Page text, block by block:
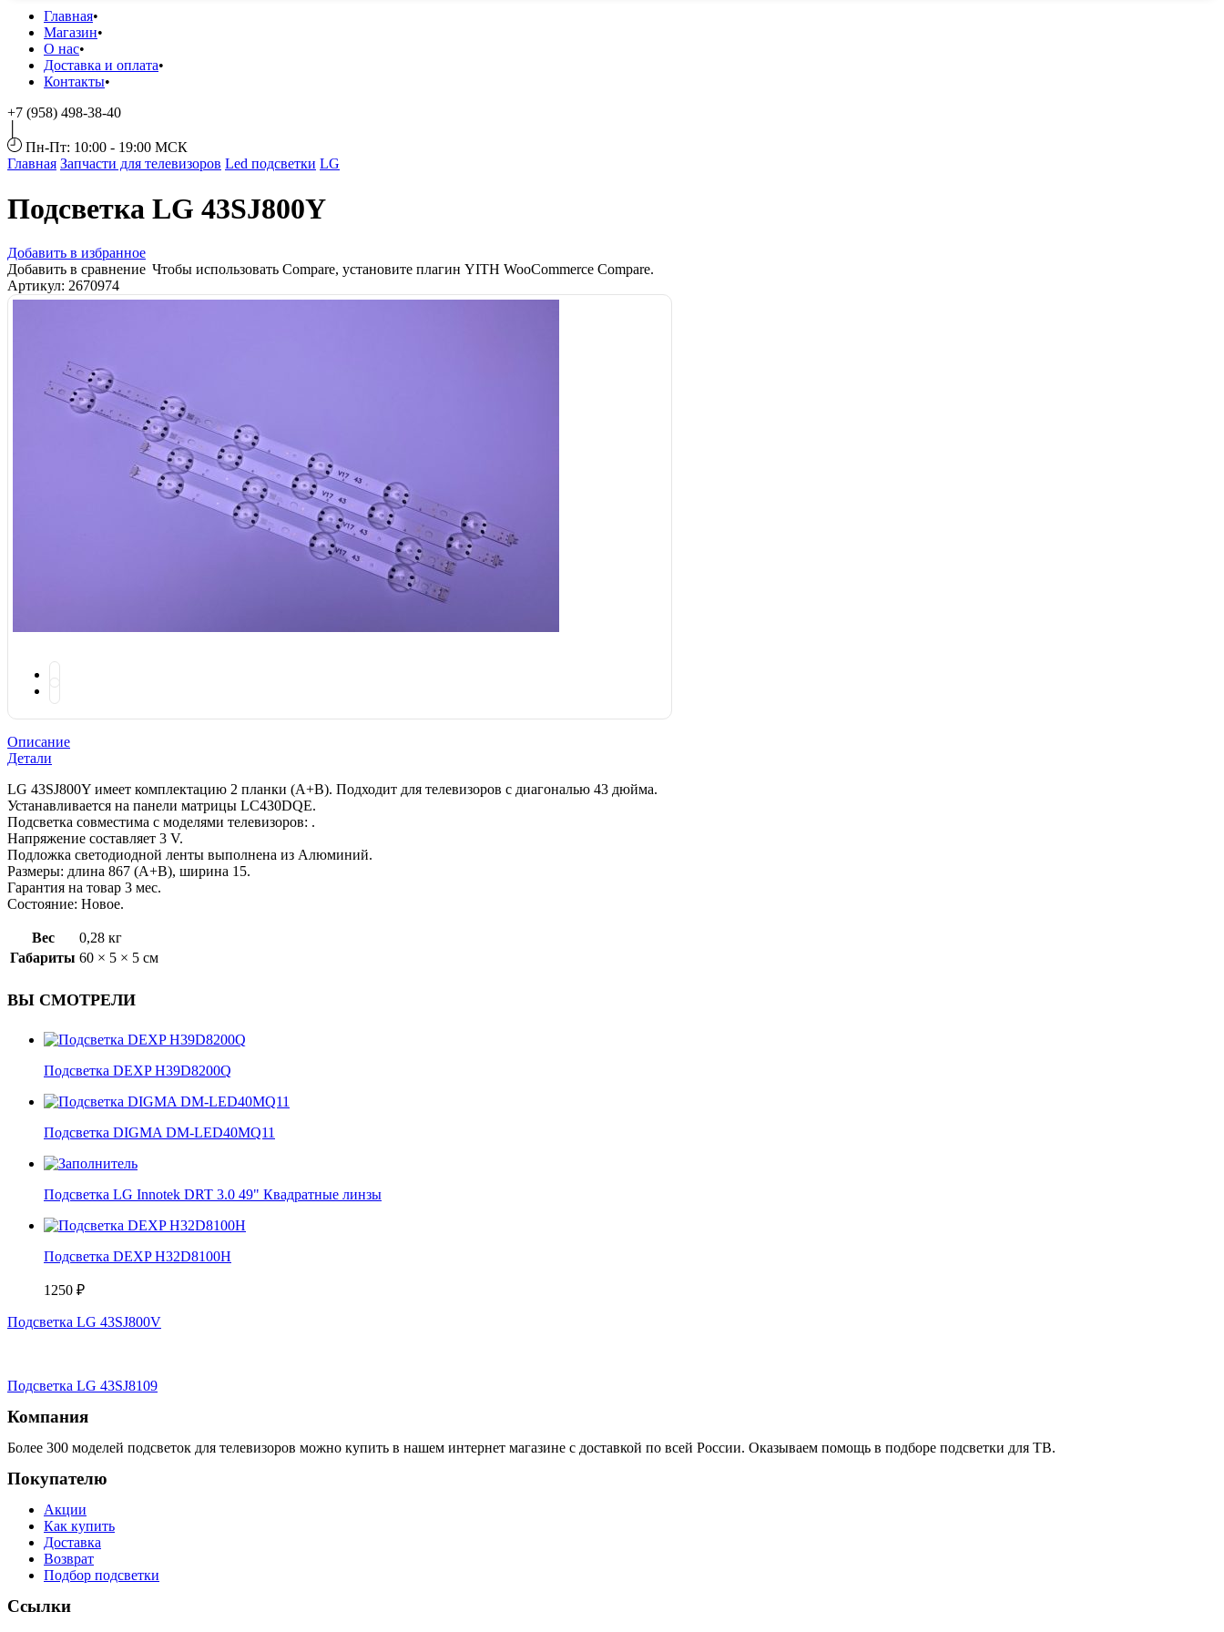
Главная
Магазин
О нас
Доставка и оплата
Контакты
+7 (958) 498-38-40
Пн-Пт: 10:00 - 19:00 МСК
Главная Запчасти для телевизоров Led подсветки LG
Подсветка LG 43SJ800Y
Добавить в избранное
Добавить в сравнение Чтобы использовать Compare, установите плагин YITH WooCommerce Compare.
Артикул: 2670974
Описание
Детали
LG 43SJ800Y имеет комплектацию 2 планки (A+B). Подходит для телевизоров с диагональю 43 дюйма.
Устанавливается на панели матрицы LC430DQE.
Подсветка совместима с моделями телевизоров: .
Напряжение составляет 3 V.
Подложка светодиодной ленты выполнена из Алюминий.
Размеры: длина 867 (A+B), ширина 15.
Гарантия на товар 3 мес.
Состояние: Новое.
Вес
0,28 кг
Габариты 60 × 5 × 5 см
ВЫ СМОТРЕЛИ
Подсветка DEXP H39D8200Q
Подсветка DIGMA DM-LED40MQ11
Подсветка LG Innotek DRT 3.0 49" Квадратные линзы
Подсветка DEXP H32D8100H
1250 ₽
Подсветка LG 43SJ800V
Подсветка LG 43SJ8109
Компания
Более 300 моделей подсветок для телевизоров можно купить в нашем интернет магазине с доставкой по всей России. Оказываем помощь в подборе подсветки для ТВ.
Покупателю
Акции
Как купить
Доставка
Возврат
Подбор подсветки
Ссылки